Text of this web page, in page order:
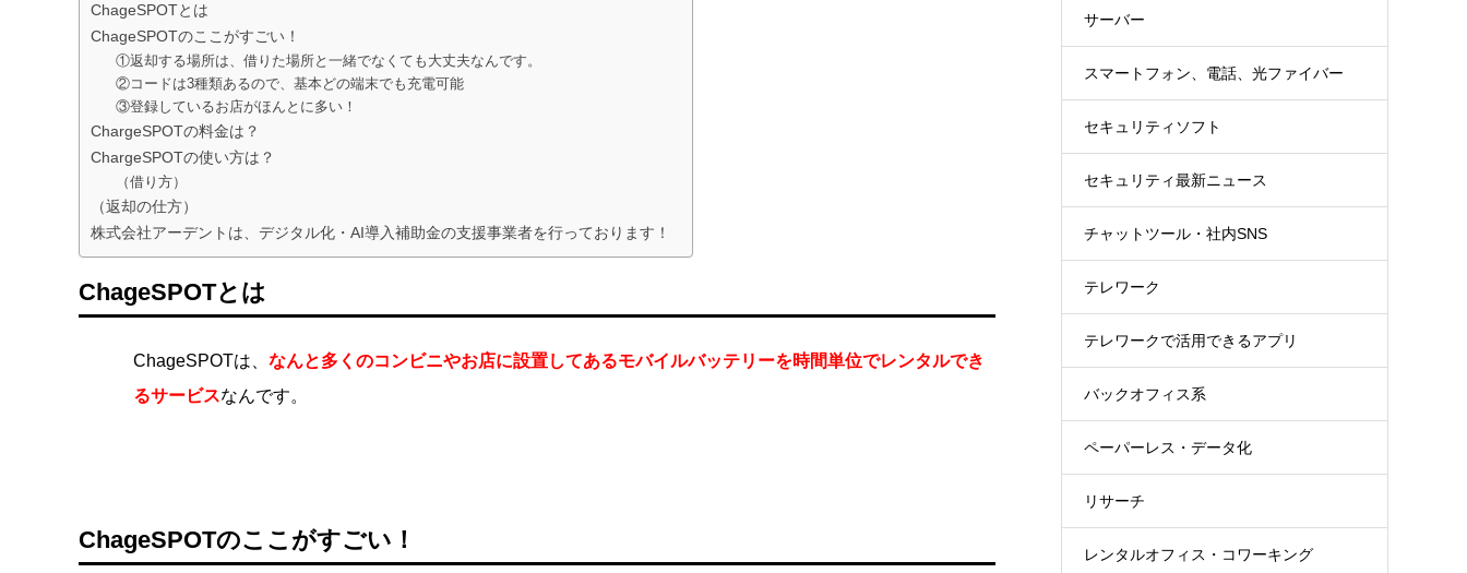
ChageSPOTとは
ChageSPOTのここがすごい！
①返却する場所は、借りた場所と一緒でなくても大丈夫なんです。
②コードは3種類あるので、基本どの端末でも充電可能
③登録しているお店がほんとに多い！
ChargeSPOTの料金は？
ChargeSPOTの使い方は？
（借り方）
（返却の仕方）
株式会社アーデントは、デジタル化・AI導入補助金の支援事業者を行っております！
ChageSPOTとは
ChageSPOTは、 なんと多くのコンビニやお店に設置してあるモバイルバッテリーを時間単位でレンタルでき
るサービスなんです。
ChageSPOTのここがすごい！
サーバー
スマートフォン、電話、光ファイバー
セキュリティソフト
セキュリティ最新ニュース
チャットツール・社内SNS
テレワーク
テレワークで活用できるアプリ
バックオフィス系
ペーパーレス・データ化
リサーチ
レンタルオフィス・コワーキング